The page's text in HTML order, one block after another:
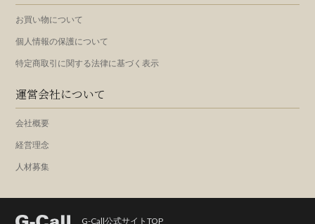
お買い物について
個人情報の保護について
特定商取引に関する法律に基づく表示
運営会社について
会社概要
経営理念
人材募集
G-Call公式サイトTOP